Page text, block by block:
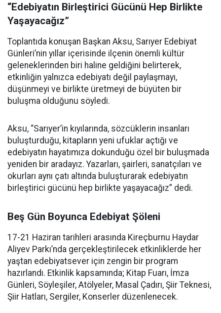
“Edebiyatın Birleştirici Gücünü Hep Birlikte
Yaşayacağız”
Toplantıda konuşan Başkan Aksu, Sarıyer Edebiyat
Günleri’nin yıllar içerisinde ilçenin önemli kültür
geleneklerinden biri haline geldiğini belirterek,
etkinliğin yalnızca edebiyatı değil paylaşmayı,
düşünmeyi ve birlikte üretmeyi de büyüten bir
buluşma olduğunu söyledi.
Aksu, “Sarıyer’in kıyılarında, sözcüklerin insanları
buluşturduğu, kitapların yeni ufuklar açtığı ve
edebiyatın hayatımıza dokunduğu özel bir buluşmada
yeniden bir aradayız. Yazarları, şairleri, sanatçıları ve
okurları aynı çatı altında buluşturarak edebiyatın
birleştirici gücünü hep birlikte yaşayacağız” dedi.
Beş Gün Boyunca Edebiyat Şöleni
17-21 Haziran tarihleri arasında Kireçburnu Haydar
Aliyev Parkı’nda gerçekleştirilecek etkinliklerde her
yaştan edebiyatsever için zengin bir program
hazırlandı. Etkinlik kapsamında; Kitap Fuarı, İmza
Günleri, Söyleşiler, Atölyeler, Masal Çadırı, Şiir Teknesi,
Şiir Hatları, Sergiler, Konserler düzenlenecek.